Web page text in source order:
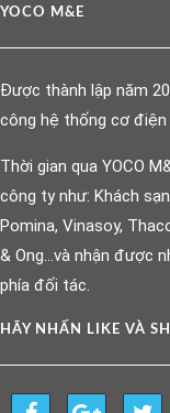
YOCO M&E
Được thành lập năm
công hệ thống cơ
Thời gian qua YOCO
công ty như: Khách
Pomina, Vinasoy,
& Ong…và nhận được
phía đối tác.
HÃY NHẤN LIKE VÀ